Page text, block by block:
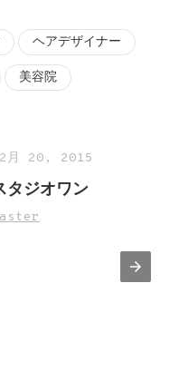
ヘアデザイナー
美容院
月 20, 2015
タジオワン